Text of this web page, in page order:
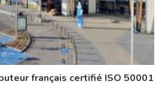
français certifié ISO 50001